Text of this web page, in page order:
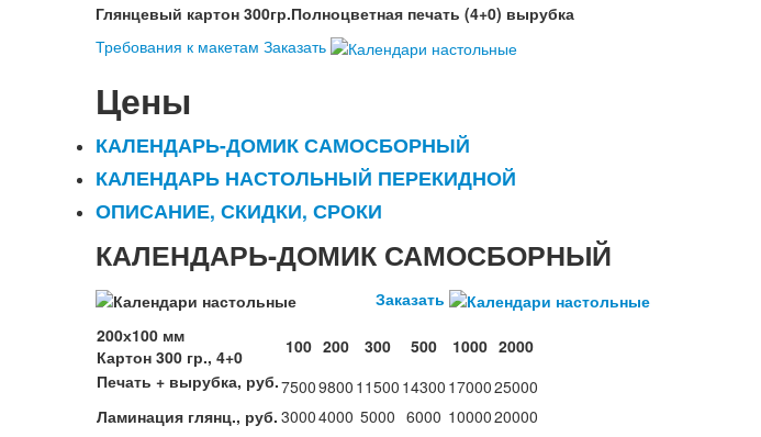
Глянцевый картон 300гр.Полноцветная печать (4+0) вырубка
Требования к макетам Заказать
Цены
КАЛЕНДАРЬ-ДОМИК САМОСБОРНЫЙ
КАЛЕНДАРЬ НАСТОЛЬНЫЙ ПЕРЕКИДНОЙ
ОПИСАНИЕ, СКИДКИ, СРОКИ
КАЛЕНДАРЬ-ДОМИК САМОСБОРНЫЙ
Заказать
200х100 мм
Картон 300 гр., 4+0
100 200 300 500 1000 2000
Печать + вырубка, руб.75009800 11500 14300 1700025000
Ламинация глянц., руб. 30004000 5000 6000 1000020000